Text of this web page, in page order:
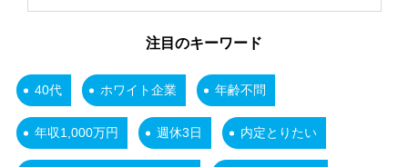
注目のキーワード
40代 ホワイト企業 年齢不問
年収1,000万円 週休3日 内定とりたい